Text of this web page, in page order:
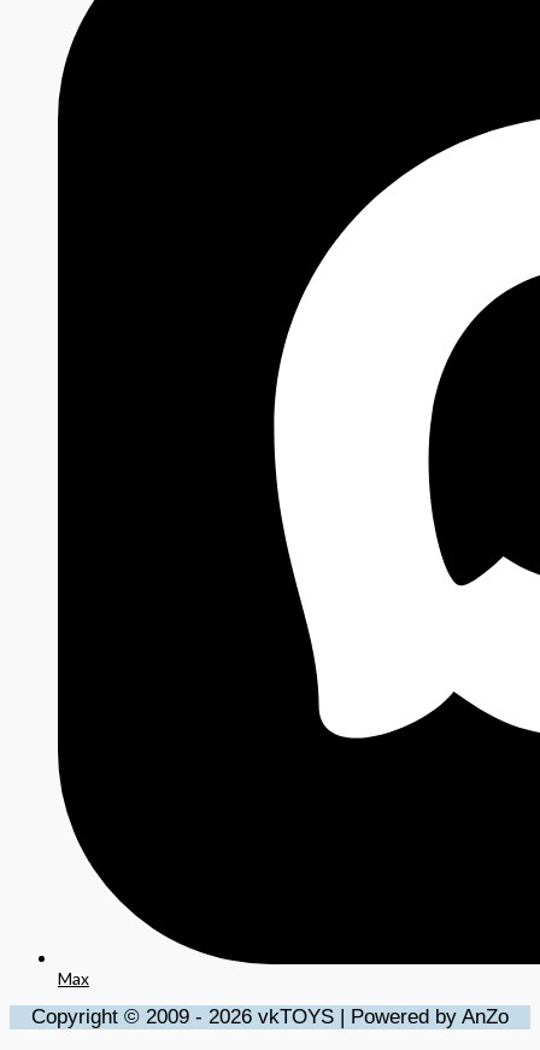
Max
Copyright © 2009 - 2026 vkTOYS | Powered by AnZo